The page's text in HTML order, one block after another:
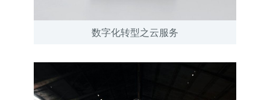
数字化转型之云服务